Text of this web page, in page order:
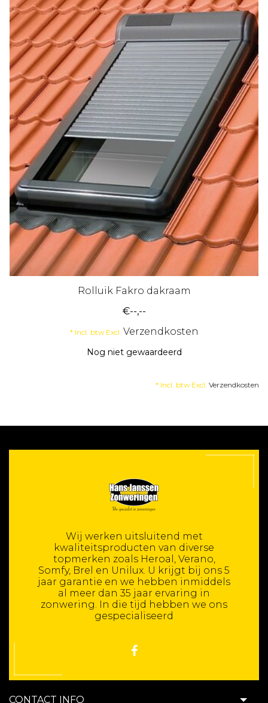
Rolluik Fakro dakraam
€--,--
* Incl. btw Excl. Verzendkosten
Nog niet gewaardeerd
* Incl. btw Excl. Verzendkosten
Wij werken uitsluitend met
kwaliteitsproducten van diverse
topmerken zoals Heroal, Verano,
Somfy, Brel en Unilux. U krijgt bij ons 5
jaar garantie en we hebben inmiddels
al meer dan 35 jaar ervaring in
zonwering. In die tijd hebben we ons
gespecialiseerd
CONTACT INFO